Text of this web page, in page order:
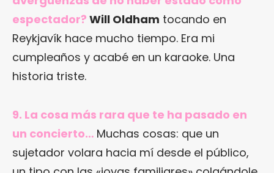
espectador? Will Oldham tocando en
Reykjavík hace mucho tiempo. Era mi
cumpleaños y acabé en un karaoke. Una
historia triste.
9. La cosa más rara que te ha pasado en
un concierto… Muchas cosas: que un
sujetador volara hacia mí desde el público,